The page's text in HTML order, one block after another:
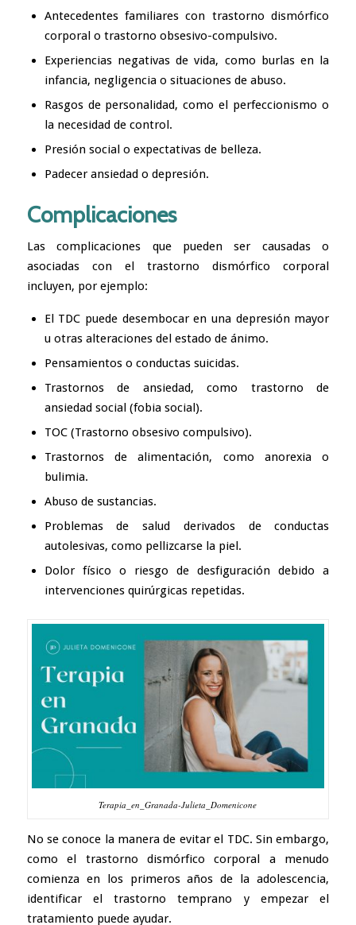
Antecedentes familiares con trastorno dismórfico
corporal o trastorno obsesivo-compulsivo.
Experiencias negativas de vida, como burlas en la
infancia, negligencia o situaciones de abuso.
Rasgos de personalidad, como el perfeccionismo o
la necesidad de control.
Presión social o expectativas de belleza.
Padecer ansiedad o depresión.
Complicaciones
Las complicaciones que pueden ser causadas o
asociadas con el trastorno dismórfico corporal
incluyen, por ejemplo:
El TDC puede desembocar en una depresión mayor
u otras alteraciones del estado de ánimo.
Pensamientos o conductas suicidas.
Trastornos de ansiedad, como trastorno de
ansiedad social (fobia social).
TOC (Trastorno obsesivo compulsivo).
Trastornos de alimentación, como anorexia o
bulimia.
Abuso de sustancias.
Problemas de salud derivados de conductas
autolesivas, como pellizcarse la piel.
Dolor físico o riesgo de desfiguración debido a
intervenciones quirúrgicas repetidas.
Terapia_en_Granada-Julieta_Domenicone
No se conoce la manera de evitar el TDC. Sin embargo,
como el trastorno dismórfico corporal a menudo
comienza en los primeros años de la adolescencia,
identificar el trastorno temprano y empezar el
tratamiento puede ayudar.